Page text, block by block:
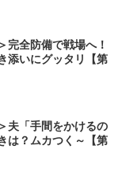
完全防備で戦場へ！
添いにグッタリ【第
夫「手間をかけるの
は？ムカつく～【第